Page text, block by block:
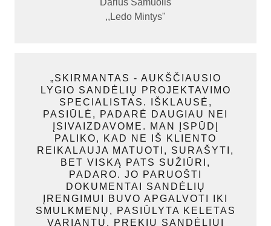
Darius Samuolis
,,Ledo Mintys"
„SKIRMANTAS - AUKŠČIAUSIO
LYGIO SANDĖLIŲ PROJEKTAVIMO
SPECIALISTAS. IŠKLAUSĖ,
PASIŪLĖ, PADARĖ DAUGIAU NEI
ĮSIVAIZDAVOME. MAN ĮSPŪDĮ
PALIKO, KAD NE IŠ KLIENTO
REIKALAUJA MATUOTI, SURAŠYTI,
BET VISKĄ PATS SUŽIŪRI,
PADARO. JO PARUOŠTI
DOKUMENTAI SANDĖLIŲ
ĮRENGIMUI BUVO APGALVOTI IKI
SMULKMENŲ, PASIŪLYTA KELETAS
VARIANTŲ. PREKIŲ SANDĖLIUI